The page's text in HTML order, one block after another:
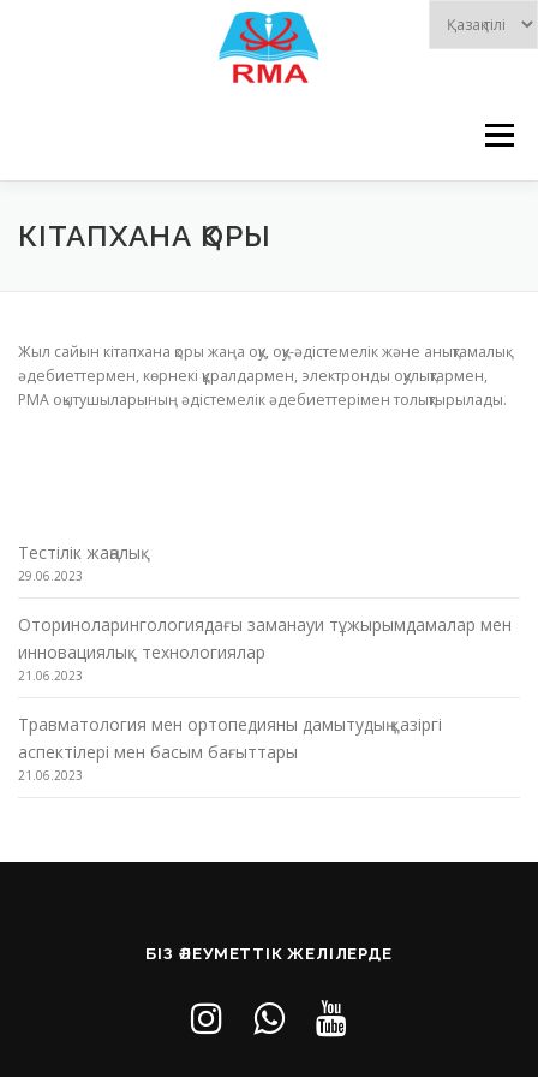
Menu
БАСТЫ БЕТ ЖАҢАЛЫҚТАР
ОҚЫТУШЫЛАР ЦИКЛДАР ҚҰЖАТТАР
КІТАПХАНА ҚОРЫ
Жыл сайын кітапхана қоры жаңа оқу, оқу-әдістемелік және анықтамалық
әдебиеттермен, көрнекі құралдармен, электронды оқулықтармен,
РМА оқытушыларының әдістемелік әдебиеттерімен толықтырылады.
Тестілік жаңалық
29.06.2023
Оториноларингологиядағы заманауи тұжырымдамалар мен
инновациялық технологиялар
21.06.2023
Травматология мен ортопедияны дамытудың қазіргі
аспектілері мен басым бағыттары
21.06.2023
БІЗ ӘЛЕУМЕТТІК ЖЕЛІЛЕРДЕ